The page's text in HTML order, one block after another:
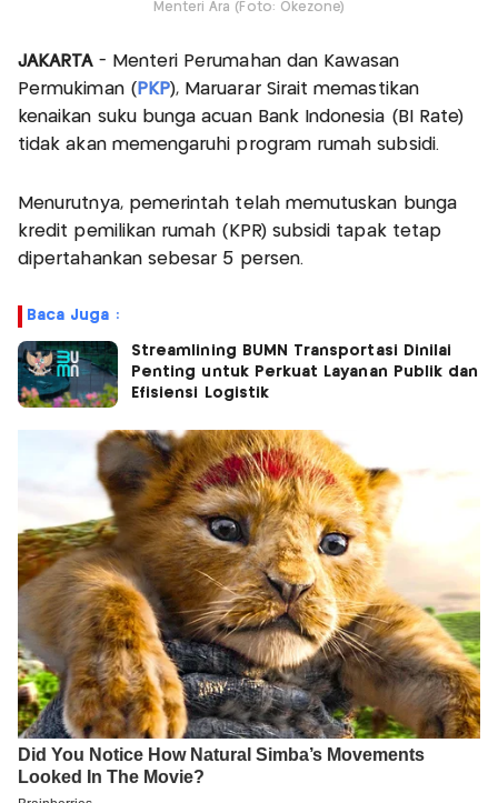
Menteri Ara (Foto: Okezone)
JAKARTA- Menteri Perumahan dan Kawasan
Permukiman ( PKP), Maruarar Sirait memastikan
kenaikan suku bunga acuan Bank Indonesia (BI Rate)
tidak akan memengaruhi program rumah subsidi.
Menurutnya, pemerintah telah memutuskan bunga
kredit pemilikan rumah (KPR) subsidi tapak tetap
dipertahankan sebesar 5 persen.
Baca Juga :
Streamlining BUMN Transportasi Dinilai
Penting untuk Perkuat Layanan Publik dan
Efisiensi Logistik